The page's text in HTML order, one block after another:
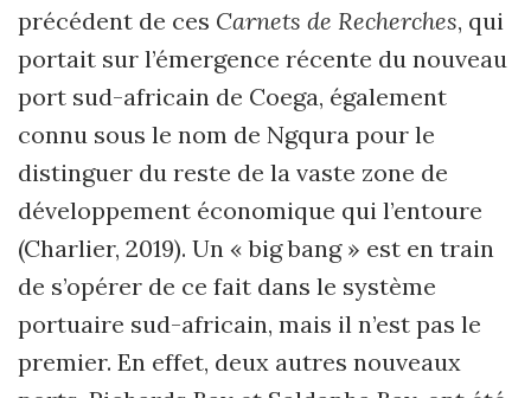
précédent de ces Carnets de Recherches, qui
portait sur l’émergence récente du nouveau
port sud-africain de Coega, également
connu sous le nom de Ngqura pour le
distinguer du reste de la vaste zone de
développement économique qui l’entoure
(Charlier, 2019). Un « big bang » est en train
de s’opérer de ce fait dans le système
portuaire sud-africain, mais il n’est pas le
premier. En effet, deux autres nouveaux